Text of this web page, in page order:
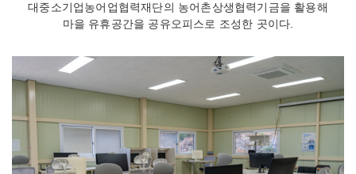
대중소기업농어업협력재단의 농어촌상생협력기금을 활용해
마을 유휴공간을 공유오피스로 조성한 곳이다.